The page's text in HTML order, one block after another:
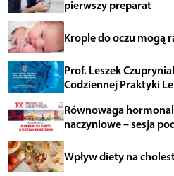
pierwszy preparat
Krople do oczu mogą
Prof. Leszek
Codziennej Praktyki
Równowaga
naczyniowe – sesja
Wpływ diety na